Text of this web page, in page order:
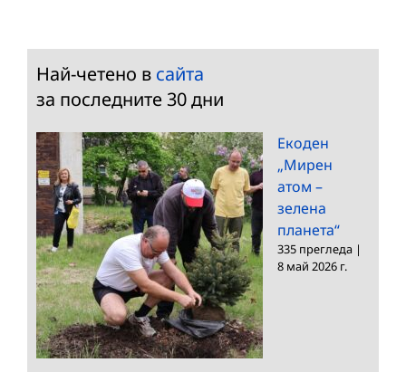
Най-четено в сайта
за последните 30 дни
Екоден
„Мирен
атом –
зелена
планета“
335 прегледа |
8 май 2026 г.